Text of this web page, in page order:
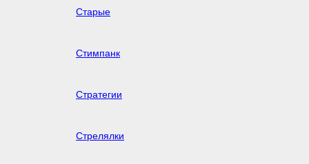
Старые
Стимпанк
Стратегии
Стрелялки